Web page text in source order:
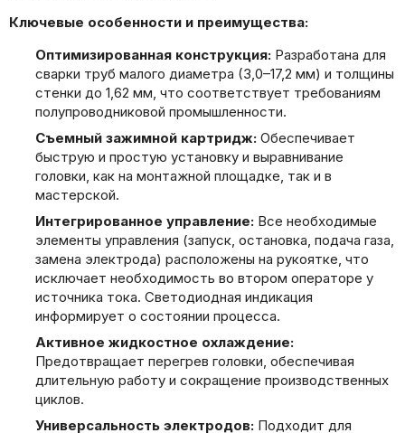
Ключевые особенности и преимущества:
Оптимизированная конструкция:Разработана для
сварки труб малого диаметра (3,0–17,2 мм) и толщины
стенки до 1,62 мм, что соответствует требованиям
полупроводниковой промышленности.
Съемный зажимной картридж:Обеспечивает
быструю и простую установку и выравнивание
головки, как на монтажной площадке, так и в
мастерской.
Интегрированное управление:Все необходимые
элементы управления (запуск, остановка, подача газа,
замена электрода) расположены на рукоятке, что
исключает необходимость во втором операторе у
источника тока. Светодиодная индикация
информирует о состоянии процесса.
Активное жидкостное охлаждение:
Предотвращает перегрев головки, обеспечивая
длительную работу и сокращение производственных
циклов.
Универсальность электродов:Подходит для